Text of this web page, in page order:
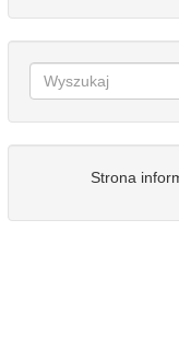
Strona